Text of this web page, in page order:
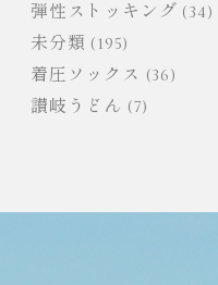
弾性ストッキング (34)
未分類 (195)
着圧ソックス (36)
讃岐うどん (7)